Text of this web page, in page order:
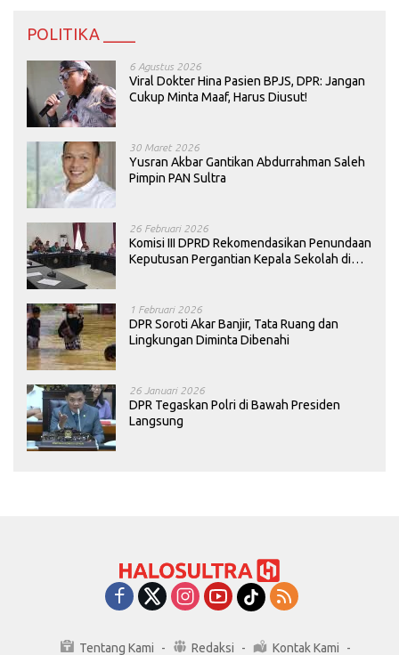
POLITIKA ____
6 Agustus 2026
Viral Dokter Hina Pasien BPJS, DPR: Jangan
Cukup Minta Maaf, Harus Diusut!
30 Maret 2026
Yusran Akbar Gantikan Abdurrahman Saleh
Pimpin PAN Sultra
26 Februari 2026
Komisi III DPRD Rekomendasikan Penundaan
Keputusan Pergantian Kepala Sekolah di
1 Februari 2026
DPR Soroti Akar Banjir, Tata Ruang dan
Lingkungan Diminta Dibenahi
26 Januari 2026
DPR Tegaskan Polri di Bawah Presiden
Langsung
Tentang Kami Redaksi Kontak Kami